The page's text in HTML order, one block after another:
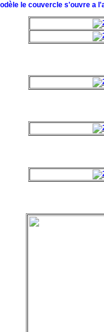
le couvercle s'ouvre a